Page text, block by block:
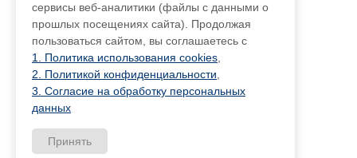
сервисы веб-аналитики (файлы с данными о
прошлых посещениях сайта). Продолжая
пользоваться сайтом, вы соглашаетесь с
1. Политика использования cookies
2. Политикой конфиденциальности
3. Согласие на обработку персональных
данных
Принять